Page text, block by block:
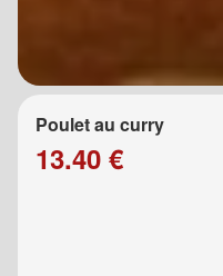
Poulet au curry
13.40 €